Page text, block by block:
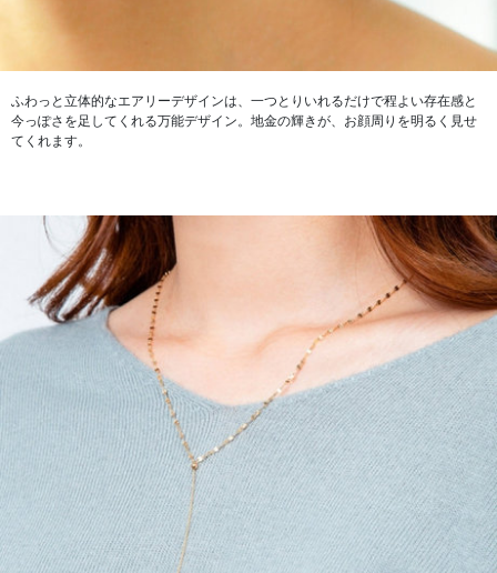
ふわっと立体的なエアリーデザインは、一つとりいれるだけで程よい存在感と
今っぽさを足してくれる万能デザイン。地金の輝きが、お顔周りを明るく見せ
てくれます。